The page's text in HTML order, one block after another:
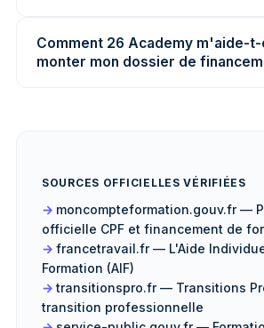
Comment 26 Academy m'aide-t-
monter mon dossier de
SOURCES OFFICIELLES VÉRIFIÉES
moncompteformation.gouv.fr —
officielle CPF et financement de
francetravail.fr — L'Aide
Formation (AIF)
transitionspro.fr — Transitions
transition professionnelle